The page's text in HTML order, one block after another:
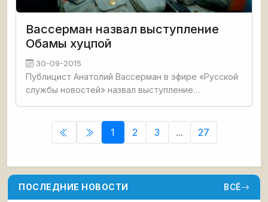
Вассерман назвал выступление
Обамы хуцпой
30-09-2015
Публицист Анатолий Вассерман в эфире «Русской
службы новостей» назвал выступление
увидишь. Слово, изначально
1 2 3 ... 27
ПОСЛЕДНИЕ НОВОСТИ ВСЁ